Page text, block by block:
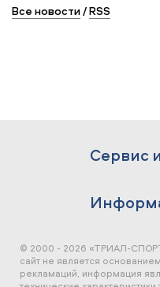
Все новости/RSS
Сервис
© 2000 - 2026 «ТРИАЛ-
сайт не является
рекламаций, информация